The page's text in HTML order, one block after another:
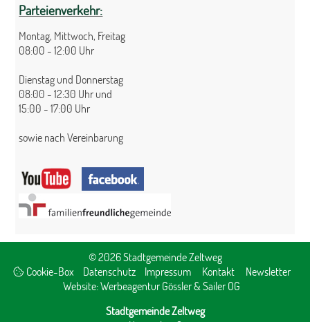
Parteienverkehr:
Montag, Mittwoch, Freitag
08:00 - 12:00 Uhr
Dienstag und Donnerstag
08:00 - 12:30 Uhr und
15:00 - 17:00 Uhr
sowie nach Vereinbarung
© 2026 Stadtgemeinde Zeltweg
Cookie-Box
Datenschutz Impressum Kontakt
Newsletter
Website:Werbeagentur Gössler & Sailer OG
Stadtgemeinde Zeltweg